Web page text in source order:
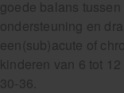
goede balans
ondersteuning en
een(sub)acute of
kinderen van 6 tot
30-36.